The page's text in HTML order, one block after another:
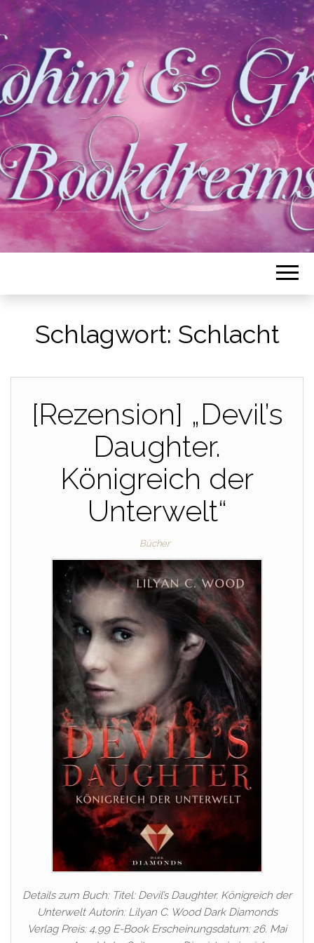
Schlagwort: Schlacht
[Rezension] „Devil’s
Daughter.
Königreich der
Unterwelt“
Bücher
Details zum Buch: Titel: Devil’s Daughter. Königreich der
Unterwelt Autorin: Lilyan C. Wood Dark Diamonds
Verlag Preis: 4,99 E-Book Erscheinungsdatum: 26. Mai